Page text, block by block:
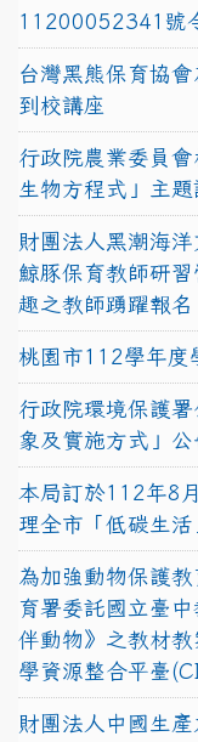
11200052341號
台灣黑熊保育協
到校講座
行政院農業委員
生物方程式」主題
財團法人黑潮海
鯨豚保育教師研
趣之教師踴躍報名
桃園市112學年度
行政院環境保護
象及實施方式」
本局訂於112年8
理全市「低碳生活
為加強動物保護
育署委託國立臺
伴動物》之教材
學資源整合平臺
財團法人中國生